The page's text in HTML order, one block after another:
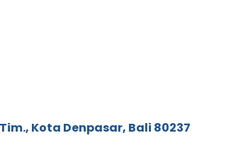
Kota Denpasar, Bali 80237